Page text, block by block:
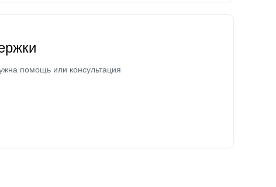
помощь или консультация